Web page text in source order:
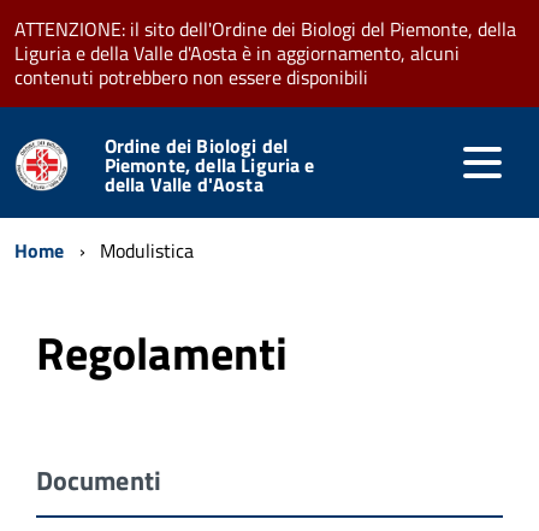
ATTENZIONE: il sito dell'Ordine dei Biologi del Piemonte, della
Liguria e della Valle d'Aosta è in aggiornamento, alcuni
contenuti potrebbero non essere disponibili
Ordine dei Biologi del
Piemonte, della Liguria e
della Valle d'Aosta
Home Modulistica
Regolamenti
Documenti